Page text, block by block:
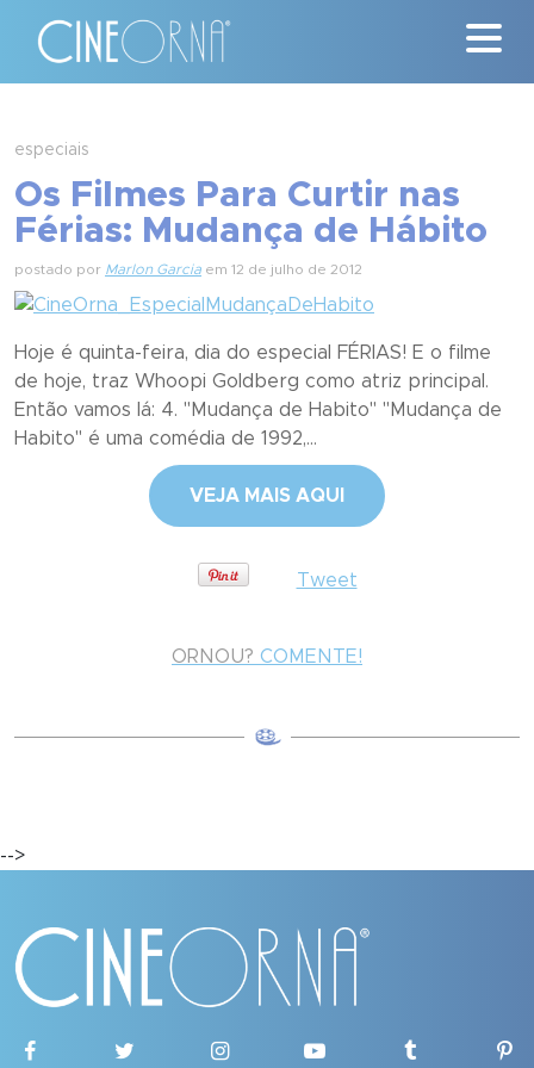
News
#ClássicosCineOrna
Quem Somos
Nossa História
Contato
especiais
Os Filmes Para Curtir nas
Férias: Mudança de Hábito
postado por Marlon Garcia em 12 de julho de 2012
Hoje é quinta-feira, dia do especial FÉRIAS! E o filme
de hoje, traz Whoopi Goldberg como atriz principal.
Então vamos lá: 4. "Mudança de Habito" "Mudança de
Habito" é uma comédia de 1992,...
VEJA MAIS AQUI
Tweet
ORNOU? COMENTE!
-->